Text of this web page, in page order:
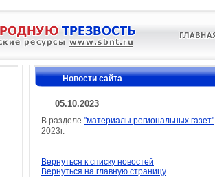
Новости сайта
05.10.2023
В разделе "материалы региональных газет"
2023г.
Вернуться к списку новостей
Вернуться на главную страницу